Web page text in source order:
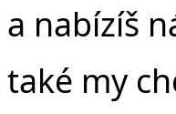
a nabízíš
také my